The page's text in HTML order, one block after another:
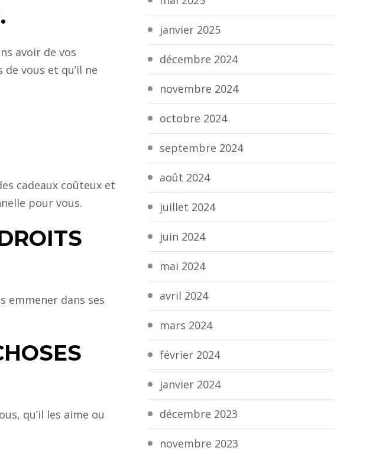
avoir de vos
de vous et qu’il ne
cadeaux coûteux et
pour vous.
emmener dans ses
qu’il les aime ou
janvier 2025
décembre 2024
novembre 2024
octobre 2024
septembre 2024
août 2024
juillet 2024
juin 2024
mai 2024
avril 2024
mars 2024
février 2024
janvier 2024
décembre 2023
novembre 2023